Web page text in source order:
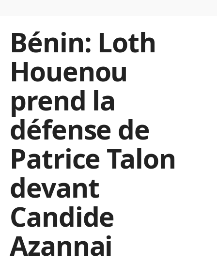
Bénin: Loth
Houenou
prend la
défense de
Patrice Talon
devant
Candide
Azannai